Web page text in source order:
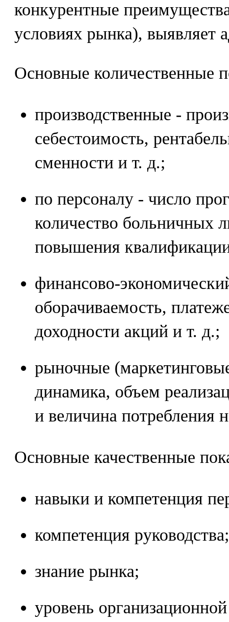
конкурентные
условиях рынка), выявляет
Основные количественные
производственные -
себестоимость,
сменности и т. д.;
по персоналу - число
количество больничных
повышения
финансово-
оборачиваемость,
доходности акций и т. д.;
рыночные
динамика, объем
и величина потребления
Основные качественные
навыки и компетенция
компетенция руководства;
знание рынка;
уровень